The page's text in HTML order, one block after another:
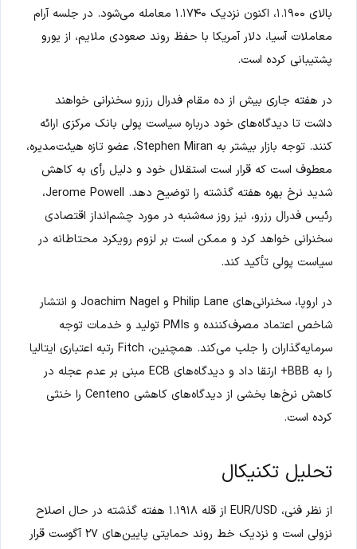
بالای ۱.۱۹۰۰، اکنون نزدیک ۱.۱۷۴۰ معامله می‌شود. در جلسه آرام
معاملات آسیا، دلار آمریکا با حفظ روند صعودی ملایم، از یورو
پشتیبانی کرده است.
در هفته جاری بیش از ده مقام فدرال رزرو سخنرانی خواهند
داشت تا دیدگاه‌های خود درباره سیاست پولی بانک مرکزی ارائه
کنند. توجه بازار بیشتر به Stephen Miran، عضو تازه هیئت‌مدیره،
معطوف است که قرار است استقلال خود و دلیل رأی به کاهش
شدید نرخ بهره هفته گذشته را توضیح دهد. Jerome Powell،
رئیس فدرال رزرو، نیز روز سه‌شنبه در مورد چشم‌انداز اقتصادی
سخنرانی خواهد کرد و ممکن است بر لزوم رویکرد محتاطانه در
سیاست پولی تأکید کند.
در اروپا، سخنرانی‌های Philip Lane و Joachim Nagel و انتشار
شاخص اعتماد مصرف‌کننده و PMIs تولید و خدمات توجه
سرمایه‌گذاران را جلب می‌کند. همچنین، Fitch رتبه اعتباری ایتالیا
را به BBB+ ارتقا داد و دیدگاه‌های ECB مبنی بر عدم عجله در
کاهش نرخ‌ها بخشی از دیدگاه‌های کاهشی Centeno را خنثی
کرده است.
تحلیل تکنیکال
از نظر فنی، EUR/USD از قله ۱.۱۹۱۸ هفته گذشته در حال اصلاح
نزولی است و نزدیک خط روند حمایتی پایین‌های ۲۷ آگوست قرار